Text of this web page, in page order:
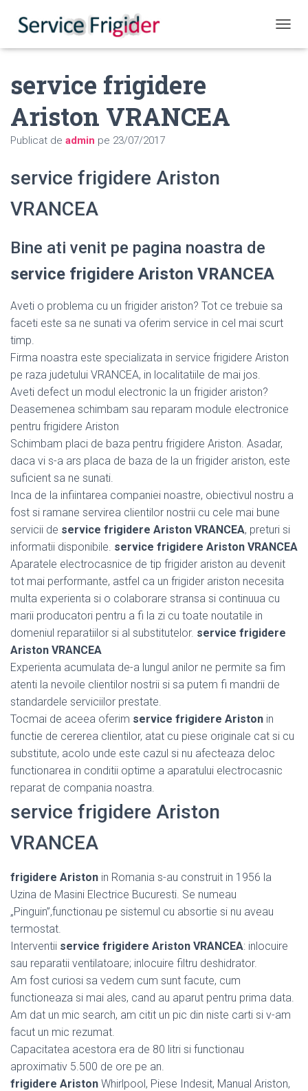
service frigidere
Ariston VRANCEA
Publicat de admin pe 23/07/2017
service frigidere Ariston
VRANCEA
Bine ati venit pe pagina noastra de
service frigidere Ariston VRANCEA
Aveti o problema cu un frigider ariston? Tot ce trebuie sa
faceti este sa ne sunati va oferim service in cel mai scurt
timp.
Firma noastra este specializata in service frigidere Ariston
pe raza judetului VRANCEA, in localitatiile de mai jos.
Aveti defect un modul electronic la un frigider ariston?
Deasemenea schimbam sau reparam module electronice
pentru frigidere Ariston
Schimbam placi de baza pentru frigidere Ariston. Asadar,
daca vi s-a ars placa de baza de la un frigider ariston, este
suficient sa ne sunati.
Inca de la infiintarea companiei noastre, obiectivul nostru a
fost si ramane servirea clientilor nostrii cu cele mai bune
servicii de service frigidere Ariston VRANCEA, preturi si
informatii disponibile. service frigidere Ariston VRANCEA
Aparatele electrocasnice de tip frigider ariston au devenit
tot mai performante, astfel ca un frigider ariston necesita
multa experienta si o colaborare stransa si continuua cu
marii producatori pentru a fi la zi cu toate noutatile in
domeniul reparatiilor si al substitutelor. service frigidere
Ariston VRANCEA
Experienta acumulata de-a lungul anilor ne permite sa fim
atenti la nevoile clientilor nostrii si sa putem fi mandrii de
standardele serviciilor prestate.
Tocmai de aceea oferim service frigidere Ariston in
functie de cererea clientilor, atat cu piese originale cat si cu
substitute, acolo unde este cazul si nu afecteaza deloc
functionarea in conditii optime a aparatului electrocasnic
reparat de compania noastra.
service frigidere Ariston
VRANCEA
frigidere Ariston in Romania s-au construit in 1956 la
Uzina de Masini Electrice Bucuresti. Se numeau
„Pinguin”,functionau pe sistemul cu absortie si nu aveau
termostat.
Interventii service frigidere Ariston VRANCEA: inlocuire
sau reparatii ventilatoare; inlocuire filtru deshidrator.
Am fost curiosi sa vedem cum sunt facute, cum
functioneaza si mai ales, cand au aparut pentru prima data.
Am dat un mic search, am citit un pic din niste carti si v-am
facut un mic rezumat.
Capacitatea acestora era de 80 litri si functionau
aproximativ 5.500 de ore pe an.
frigidere Ariston Whirlpool, Piese Indesit, Manual Ariston,